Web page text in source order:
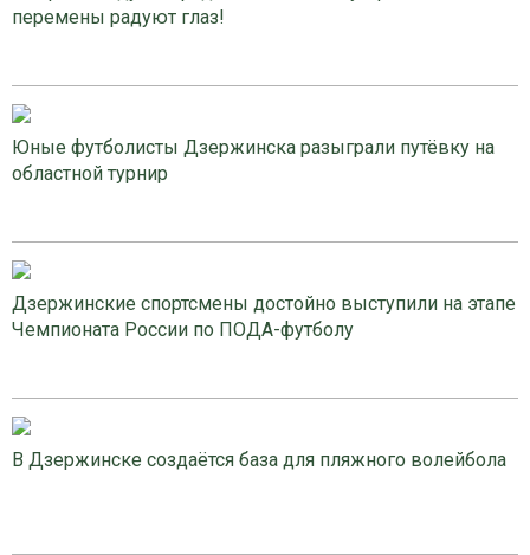
перемены радуют глаз!
Юные футболисты Дзержинска разыграли путёвку на
областной турнир
Дзержинские спортсмены достойно выступили на этапе
Чемпионата России по ПОДА-футболу
В Дзержинске создаётся база для пляжного волейбола